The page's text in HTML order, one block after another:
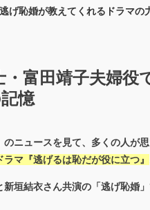
げ恥婚が教えてくれるドラマの
・富田靖子夫婦役
憶
のニュースを見て、多くの人が
マ『逃げるは恥だが役に立つ』
垣結衣さん共演の「逃げ恥婚」